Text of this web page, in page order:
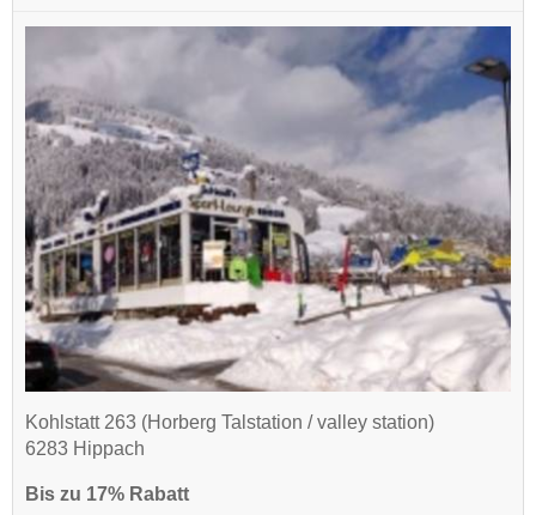
Kohlstatt 263 (Horberg Talstation / valley station)
6283 Hippach
Bis zu 17% Rabatt